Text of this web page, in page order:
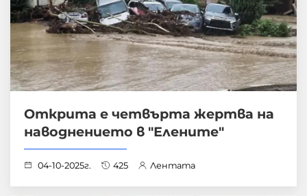
Открита е четвърта жертва на
наводнението в "Елените"
04-10-2025г. 425 Лентата